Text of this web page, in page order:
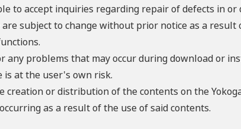
to accept inquiries regarding repair of defects in
subject to change without prior notice as a
any problems that may occur during download or
is at the user's own risk.
creation or distribution of the contents on the
as a result of the use of said contents.